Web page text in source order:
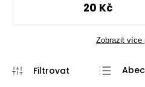
20 Kč
Zobrazit více